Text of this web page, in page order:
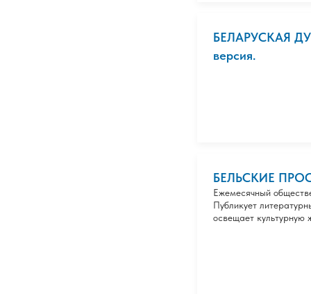
БЕЛАРУСКАЯ
версия.
БЕЛЬСКИЕ
Ежемесячный
Публикует
освещает культурную